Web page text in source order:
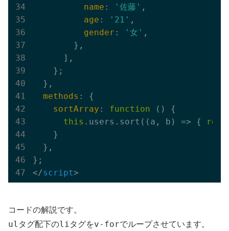
name : '佐藤' ,
age : '21' ,
gender : '女' ,
        },
      ],
    };
  },
methods : {
sortArray : function ( ) {
this .users.sort( ( a, b ) => {
    }
  },
</script>
コードの解説です。
ul タグ配下のliタグをv-forでループさせています。